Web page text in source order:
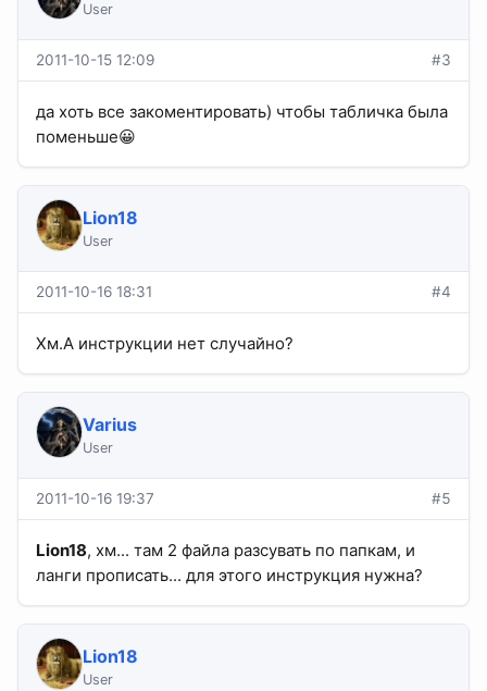
User
2011-10-15 12:09 #3
да хоть все закоментировать) чтобы табличка была
поменьше😀
Lion18
User
2011-10-16 18:31 #4
Хм.А инструкции нет случайно?
Varius
User
2011-10-16 19:37 #5
Lion18, хм... там 2 файла разсувать по папкам, и
ланги прописать... для этого инструкция нужна?
Lion18
User